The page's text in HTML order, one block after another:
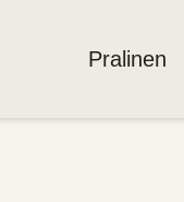
Pralinen